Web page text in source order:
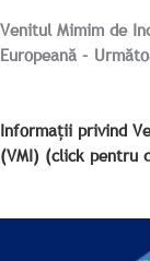
Venitul Mimim de
Europeană –
Informații privind
(VMI) (click pentru